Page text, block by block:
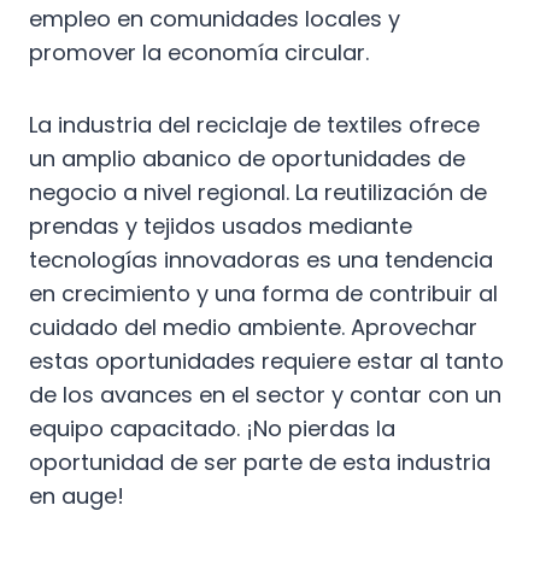
empleo en comunidades locales y
promover la economía circular.
La industria del reciclaje de textiles ofrece
un amplio abanico de oportunidades de
negocio a nivel regional. La reutilización de
prendas y tejidos usados mediante
tecnologías innovadoras es una tendencia
en crecimiento y una forma de contribuir al
cuidado del medio ambiente. Aprovechar
estas oportunidades requiere estar al tanto
de los avances en el sector y contar con un
equipo capacitado. ¡No pierdas la
oportunidad de ser parte de esta industria
en auge!